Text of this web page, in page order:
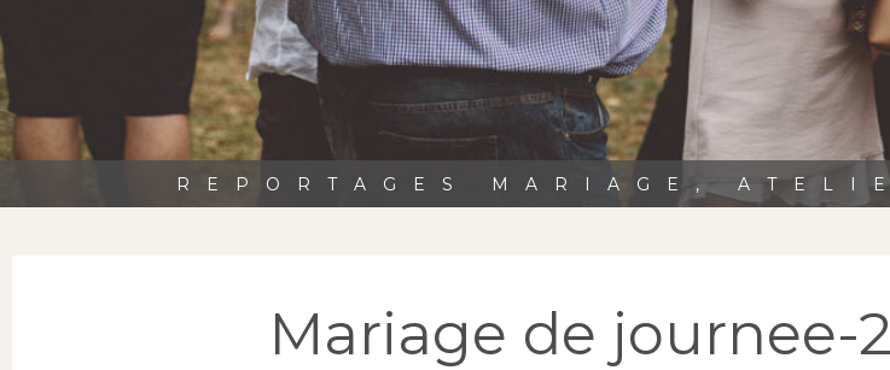
REPORTAGES MARIAGE,
Mariage de journee-